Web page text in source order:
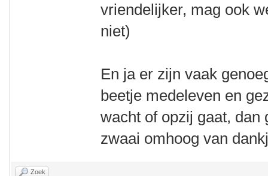
vriendelijker, mag ook
niet)
En ja er zijn vaak
beetje medeleven en
wacht of opzij gaat, dan
zwaai omhoog van
Zoek